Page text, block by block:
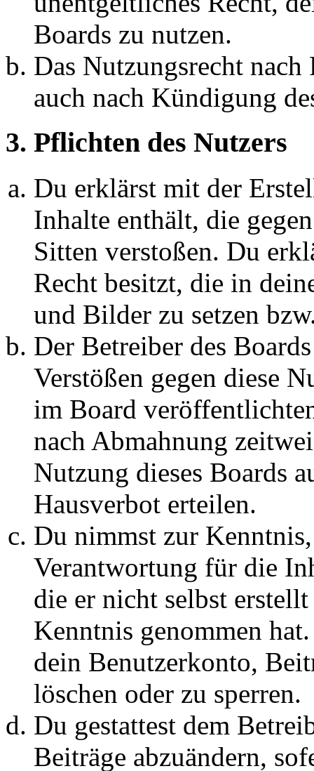
Boards zu nutzen.
Das Nutzungsrecht
auch nach Kündigung
3. Pflichten des Nutzers
Du erklärst mit der
Inhalte enthält, die
Sitten verstoßen. Du
Recht besitzt, die in
und Bilder zu setzen
Der Betreiber des
Verstößen gegen diese
im Board
nach Abmahnung
Nutzung dieses Boards
Hausverbot erteilen.
Du nimmst zur
Verantwortung für die
die er nicht selbst
Kenntnis genommen
dein Benutzerkonto,
löschen oder zu sperren.
Du gestattest dem
Beiträge abzuändern,